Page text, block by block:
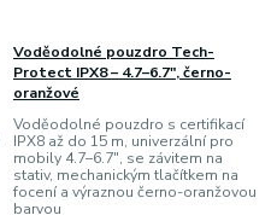
Voděodolné pouzdro Tech-
Protect IPX8 – 4.7–6.7", černo-
oranžové
Voděodolné pouzdro s certifikací
IPX8 až do 15 m, univerzální pro
mobily 4.7–6.7", se závitem na
stativ, mechanickým tlačítkem na
focení a výraznou černo-oranžovou
barvou